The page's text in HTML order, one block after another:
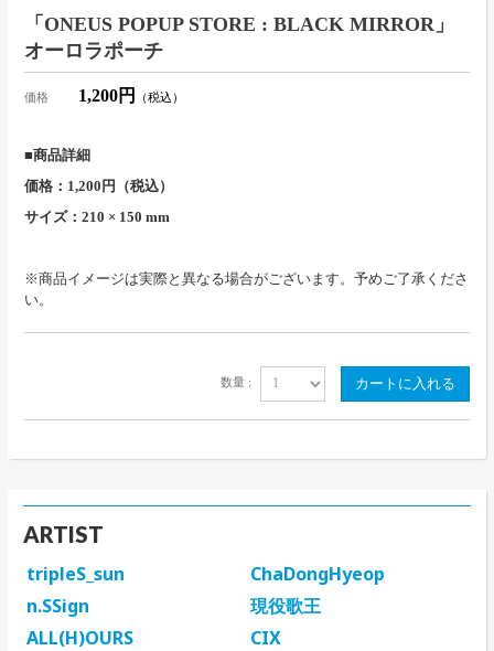
「ONEUS POPUP STORE : BLACK MIRROR」
オーロラポーチ
価格 1,200円 （税込）
■商品詳細
価格：1,200円（税込）
サイズ：210 × 150 mm
※商品イメージは実際と異なる場合がございます。予めご了承くださ
い。
数量 :
ARTIST
tripleS_sun
ChaDongHyeop
n.SSign
現役歌王
ALL(H)OURS
CIX